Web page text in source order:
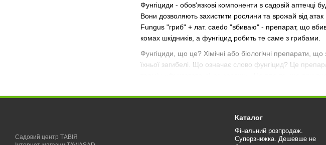
Фунгіциди - обов'язкові компоненти в садовій аптечці
Вони дозволяють захистити рослини та врожай від
Fungus "гриб" + лат. caedo "вбиваю" - препарат, що
комах шкідників, а фунгіцид робить те саме з грибами.
Фунгіциди, що це? Хімічні або біологічні препарати, що
їхньої загибелі. Що означає слово фунгіцид? Це
допомагають саджанцям подолати стрес після
неорганічні: препарати міді, там, де є мідь, грибам
колоїдна сірка; ртуть - хлорна ртуть. Препарати міді
Садовий центр ТАВІЯ
Каталог
Фінальний розпродаж.
Суперзнижка. Дешевше не